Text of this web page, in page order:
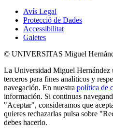
Avís Legal
Protecció de Dades
Accessibilitat
Galetes
© UNIVERSITAS Miguel
La Universidad Miguel Hernández
terceros para fines analíticos y
navegación. En nuestra política de
información. Si continuas
"Aceptar", consideramos que
quieres rechazarlas pulsa sobre
debes hacerlo.